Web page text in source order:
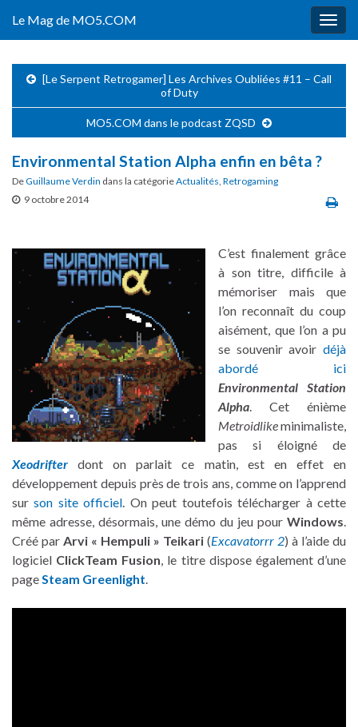
Le Mag de MO5.COM
[Le Serpent Retrogamer] Les Archives Oubliées #11 – Call
of Duty
MO5.COM dans le podcast ZQSD
Environmental Station Alpha enfin en bêta ?
DeGuillaume Verdin dans la catégorieActualités, Retrogaming
9 octobre 2014
C’est finalement grâce
à son titre, difficile à
mémoriser mais que
l’on reconnaît du coup
aisément, que l’on a pu
se souvenir avoir déjà
abordé ici
Environmental Station
Alpha. Cet énième
Metroidlikeminimaliste,
pas si éloigné de
Xeodrifter dont on parlait ce matin, est en effet en
développement depuis près de trois ans, comme on l’apprend
surson site officiel. On peut toutefois télécharger à cette
même adresse, désormais, une démo du jeu pour Windows.
Créé par Arvi « Hempuli » Teikari (Excavatorrr 2) à l’aide du
logiciel ClickTeam Fusion, le titre dispose également d’une
pageSteam Greenlight.